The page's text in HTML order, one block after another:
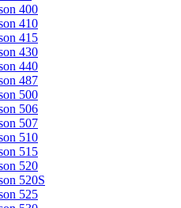
400
410
415
430
440
487
500
506
507
510
515
520
520S
525